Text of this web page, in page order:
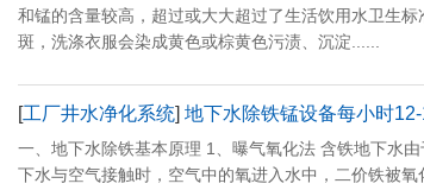
和锰的含量较高，超过或大大超过了生活饮用水卫生
斑，洗涤衣服会染成黄色或棕黄色污渍、沉淀......
[工厂井水净化系统] 地下水除铁锰设备每小时
一、地下水除铁基本原理 1、曝气氧化法 含铁地下水
下水与空气接触时，空气中的氧进入水中，二价铁被